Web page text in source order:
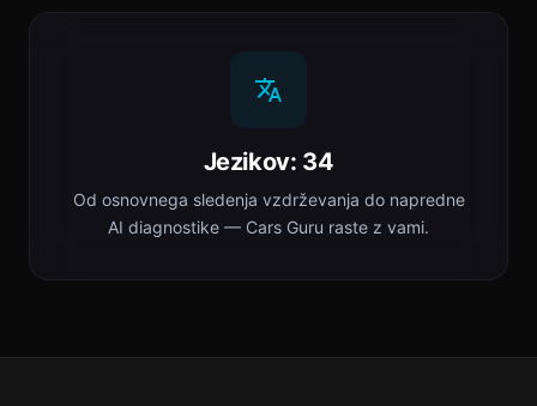
Jezikov: 34
Od osnovnega sledenja vzdrževanja do napredne
AI diagnostike — Cars Guru raste z vami.